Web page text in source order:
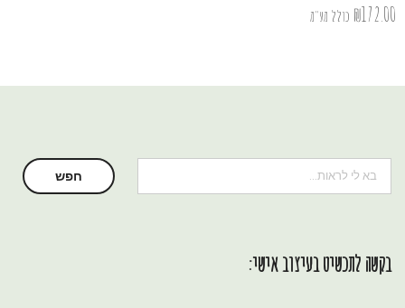
₪172.00 כולל מע"מ
חיפוש חפש
בקשה לתכשיט בעיצוב אישי: